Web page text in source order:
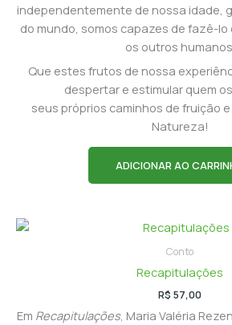
independentemente de nossa idade,
do mundo, somos capazes de fazê-lo
os outros humanos.
Que estes frutos de nossa
despertar e estimular quem
seus próprios caminhos de fruição
Natureza!
ADICIONAR AO
Conto
Recapitulações
R$ 57,00
Em Recapitulações, Maria Valéria